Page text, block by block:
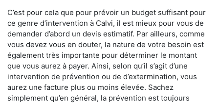
C’est pour cela que pour prévoir un budget suffisant pour
ce genre d’intervention à Calvi, il est mieux pour vous de
demander d’abord un devis estimatif. Par ailleurs, comme
vous devez vous en douter, la nature de votre besoin est
également très importante pour déterminer le montant
que vous aurez à payer. Ainsi, selon qu’il s’agit d’une
intervention de prévention ou de d’extermination, vous
aurez une facture plus ou moins élevée. Sachez
simplement qu’en général, la prévention est toujours